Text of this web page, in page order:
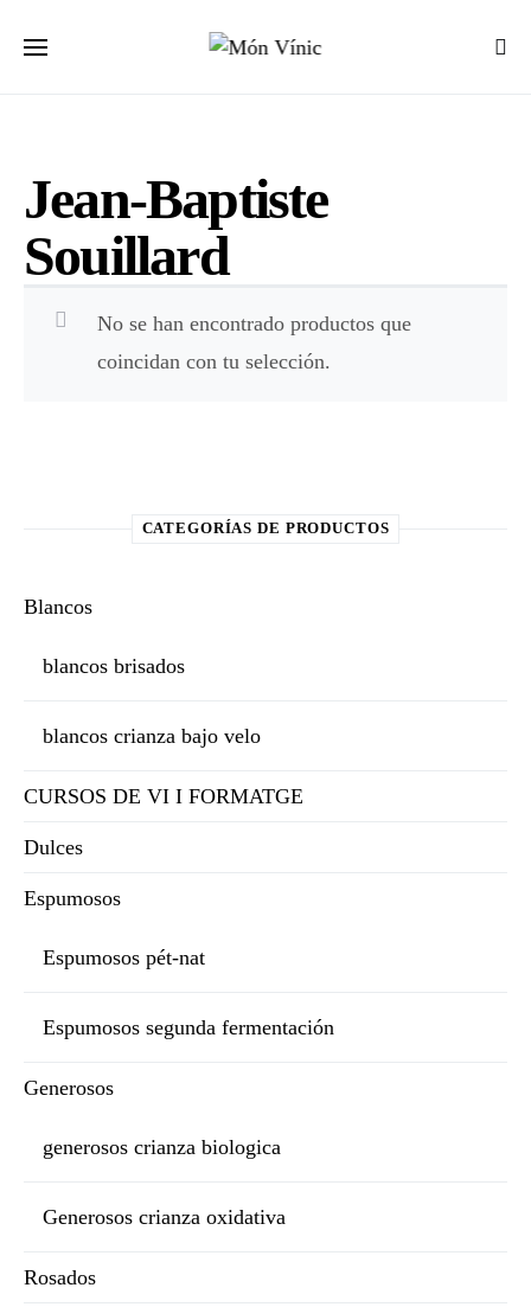
Jean-Baptiste
Souillard
No se han encontrado productos que
coincidan con tu selección.
CATEGORÍAS DE PRODUCTOS
Blancos
blancos brisados
blancos crianza bajo velo
CURSOS DE VI I FORMATGE
Dulces
Espumosos
Espumosos pét-nat
Espumosos segunda fermentación
Generosos
generosos crianza biologica
Generosos crianza oxidativa
Rosados